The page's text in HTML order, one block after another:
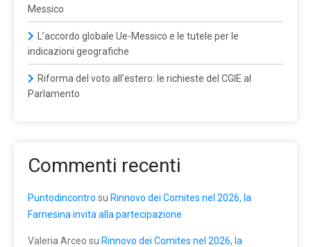
Messico
L’accordo globale Ue-Messico e le tutele per le
indicazioni geografiche
Riforma del voto all’estero: le richieste del CGIE al
Parlamento
Commenti recenti
Puntodincontro su Rinnovo dei Comites nel 2026, la
Farnesina invita alla partecipazione
Valeria Arceo su Rinnovo dei Comites nel 2026, la